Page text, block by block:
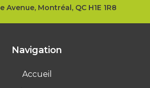
Avenue, Montréal, QC H1E 1R8
Navigation
Accueil